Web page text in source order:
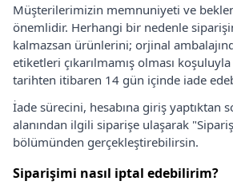
Müşterilerimizin memnuniyeti ve
önemlidir. Herhangi bir nedenle
kalmazsan ürünlerini; orjinal
etiketleri çıkarılmamış olması
tarihten itibaren 14 gün içinde iade
İade sürecini, hesabına giriş yaptıktan
alanından ilgili siparişe ulaşarak
bölümünden gerçekleştirebilirsin.
Siparişimi nasıl iptal edebilirim?